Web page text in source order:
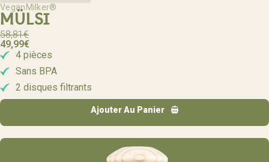
VeganMilker®
MÜLSI
58,81€
49,99€
4 pièces
Sans BPA
2 disques filtrants
Ajouter Au Panier